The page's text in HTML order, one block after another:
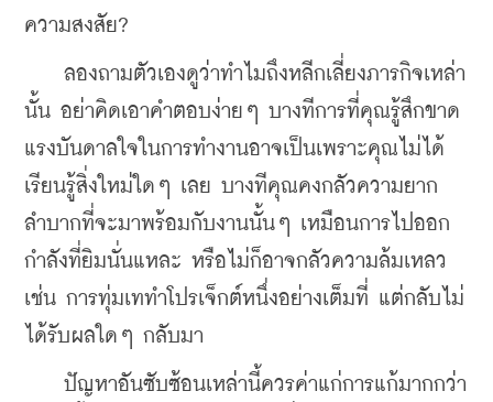
ความสงสัย?
ลองถามตัวเองดูว่าทำไมถึงหลีกเลี่ยงภารกิจเหล่า
นั้น อย่าคิดเอาคำตอบง่ายๆ บางทีการที่คุณรู้สึกขาด
แรงบันดาลใจในการทำงานอาจเป็นเพราะคุณไม่ได้
เรียนรู้สิ่งใหม่ใดๆ เลย บางทีคุณคงกลัวความยาก
ลำบากที่จะมาพร้อมกับงานนั้นๆ เหมือนการไปออก
กำลังที่ยิมนั่นแหละ หรือไม่ก็อาจกลัวความล้มเหลว
เช่น การทุ่มเททำโปรเจ็กต์หนึ่งอย่างเต็มที่ แต่กลับไม่
ได้รับผลใดๆ กลับมา
ปัญหาอันซับซ้อนเหล่านี้ควรค่าแก่การแก้มากกว่า